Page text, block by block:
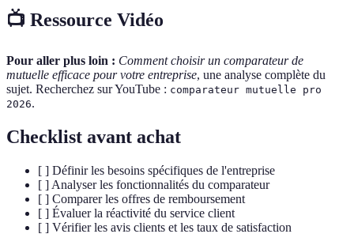
📺 Ressource Vidéo
Pour aller plus loin : Comment choisir un comparateur de
mutuelle efficace pour votre entreprise, une analyse complète du
sujet. Recherchez sur YouTube : comparateur mutuelle pro
2026.
Checklist avant achat
[ ] Définir les besoins spécifiques de l'entreprise
[ ] Analyser les fonctionnalités du comparateur
[ ] Comparer les offres de remboursement
[ ] Évaluer la réactivité du service client
[ ] Vérifier les avis clients et les taux de satisfaction